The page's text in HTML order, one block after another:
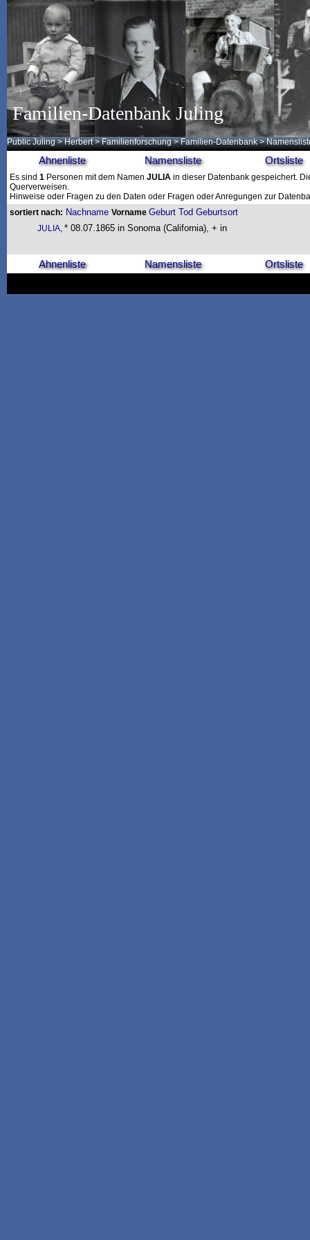
Familien-Datenbank Juling
Public Juling >Herbert >Familienforschung >Familien-Datenbank >
Ahnenliste Namensliste Ortsliste
Es sind 1 Personen mit dem Namen JULIA in dieser Datenbank gespeichert.
Querverweisen.
Hinweise oder Fragen zu den Daten oder Fragen oder Anregungen zur
sortiert nach: Nachname Vorname Geburt Tod Geburtsort
JULIA, * 08.07.1865 in Sonoma (California), + in
Ahnenliste Namensliste Ortsliste